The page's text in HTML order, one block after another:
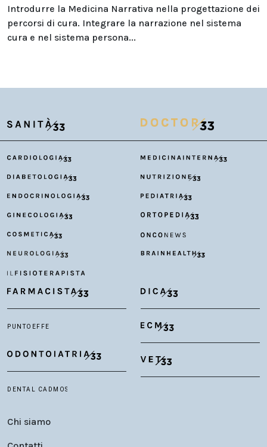
Introdurre la Medicina Narrativa nella progettazione dei
percorsi di cura. Integrare la narrazione nel sistema
cura e nel sistema persona...
Chi siamo